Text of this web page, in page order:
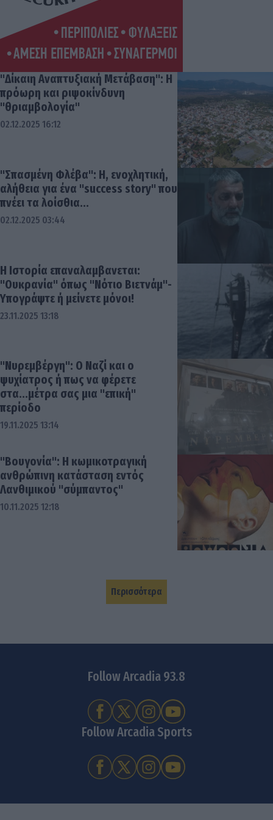
"Δίκαιη Αναπτυξιακή Μετάβαση": H
πρόωρη και ριψοκίνδυνη
"θριαμβολογία"
02.12.2025 16:12
"Σπασμένη Φλέβα": Η, ενοχλητική,
αλήθεια για ένα "success story" που
πνέει τα λοίσθια...
02.12.2025 03:44
Η Ιστορία επαναλαμβανεται:
"Ουκρανία" όπως "Νότιο Βιετνάμ"-
Υπογράψτε ή μείνετε μόνοι!
23.11.2025 13:18
"Νυρεμβέργη": Ο Ναζί και ο
ψυχίατρος ή πως να φέρετε
στα...μέτρα σας μια "επική"
περίοδο
19.11.2025 13:14
"Βουγονία": Η κωμικοτραγική
ανθρώπινη κατάσταση εντός
Λανθιμικού "σύμπαντος"
10.11.2025 12:18
Περισσότερα
Follow Arcadia 93.8
Follow Arcadia Sports